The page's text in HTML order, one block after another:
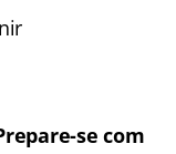
se com